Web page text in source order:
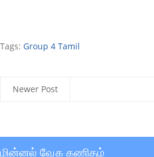
Tags: Group 4 Tamil
Newer Post
மின்னல் வேக கணிதம்